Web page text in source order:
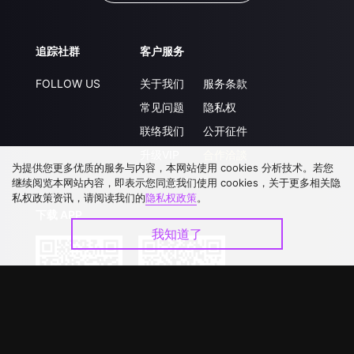
追踪社群
FOLLOW US
客户服务
关于我们
常见问题
联络我们
服务条款
隐私权
公开征件
为提供您更多优质的服务与内容，本网站使用 cookies 分析技术。若您
继续阅览本网站内容，即表示您同意我们使用 cookies，关于更多相关隐
私权政策资讯，请阅读我们的隐私权政策。
我知道了